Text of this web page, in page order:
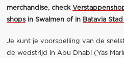
merchandise, check
shopsin Swalmen of in Batavia
Je kunt je voorspelling van de
de wedstrijd in Abu Dhabi (Yas